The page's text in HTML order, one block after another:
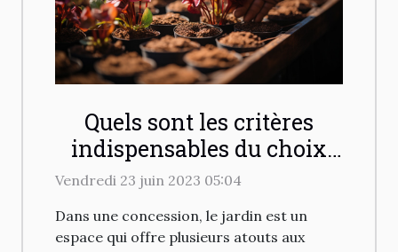
Quels sont les critères
indispensables du choix
d'un prestataire de
Vendredi 23 juin 2023 05:04
Dans une concession, le jardin est un
espace qui offre plusieurs atouts aux